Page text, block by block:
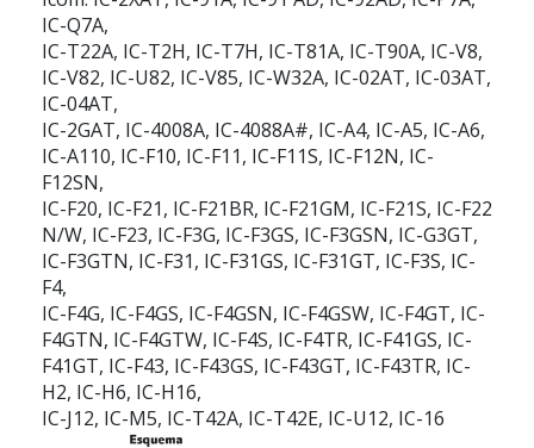
IC-Q7A,
IC-T22A, IC-T2H, IC-T7H, IC-T81A, IC-T90A, IC-V8,
IC-V82, IC-U82, IC-V85, IC-W32A, IC-02AT, IC-03AT,
IC-04AT,
IC-2GAT, IC-4008A, IC-4088A#, IC-A4, IC-A5, IC-A6,
IC-A110, IC-F10, IC-F11, IC-F11S, IC-F12N, IC-
F12SN,
IC-F20, IC-F21, IC-F21BR, IC-F21GM, IC-F21S, IC-F22
N/W, IC-F23, IC-F3G, IC-F3GS, IC-F3GSN, IC-G3GT,
IC-F3GTN, IC-F31, IC-F31GS, IC-F31GT, IC-F3S, IC-
F4,
IC-F4G, IC-F4GS, IC-F4GSN, IC-F4GSW, IC-F4GT, IC-
F4GTN, IC-F4GTW, IC-F4S, IC-F4TR, IC-F41GS, IC-
F41GT, IC-F43, IC-F43GS, IC-F43GT, IC-F43TR, IC-
H2, IC-H6, IC-H16,
IC-J12, IC-M5, IC-T42A, IC-T42E, IC-U12, IC-16